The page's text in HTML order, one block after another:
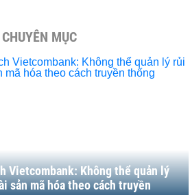
MỤC
Vietcombank: Không thể quản lý
sản mã hóa theo cách truyền